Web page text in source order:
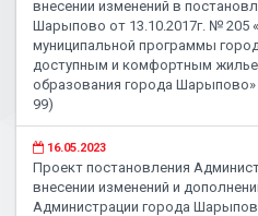
внесении изменений в
Шарыпово от 13.10.2017г. № 205
муниципальной программы
доступным и комфортным
образования города
99)
16.05.2023
Проект постановления
внесении изменений и
Администрации города